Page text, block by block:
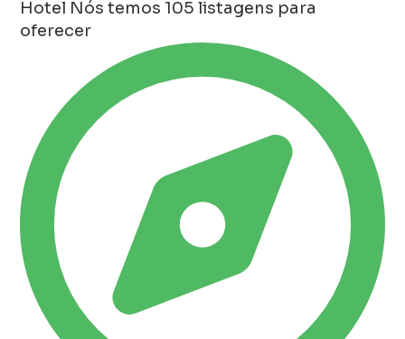
Hotel Nós temos 105 listagens para
oferecer